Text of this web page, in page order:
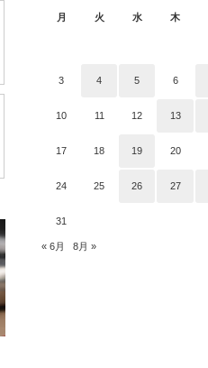
月 火 水 木
3 4 5 6
10 11 12 13
17 18 19 20
24 25 26 27
31
« 6月 8月 »